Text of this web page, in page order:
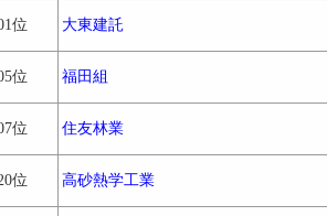
位 大東建託
位 福田組
位 住友林業
位 高砂熱学工業